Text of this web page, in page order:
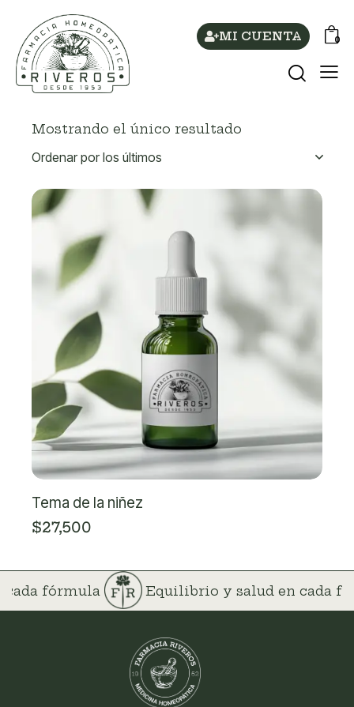
MI CUENTA 0
Mostrando el único resultado
Tema de la niñez
$27,500
cada fórmula Equilibrio y salud en cada